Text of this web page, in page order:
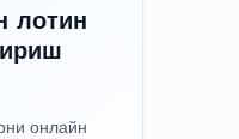
лотин
онлайн